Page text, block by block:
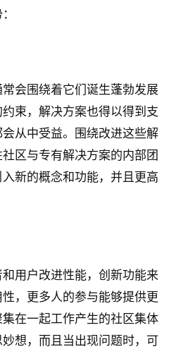
会围绕着它们诞生蓬勃发展
束，解决方案也得以得到支
从中受益。围绕改进这些解
区与专有解决方案的内部团
新的概念和功能，并且更高
用户改进性能，创新功能来
，更多人的参与能够提供更
在一起工作产生的社区集体
想，而且当出现问题时，可